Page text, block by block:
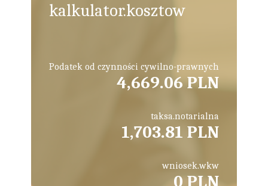
kalkulator.kosztow
Podatek od czynności cywilno-prawnych
4,669.06 PLN
taksa.notarialna
1,703.81 PLN
wniosek.wkw
0 PLN